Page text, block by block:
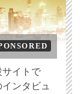
サイトで
ンタビュ